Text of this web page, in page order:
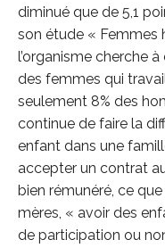
diminué que de 5,1
son étude « Femmes
l’organisme cherche
des femmes qui
seulement 8% des
continue de faire la
enfant dans une
accepter un contrat
bien rémunéré, ce
mères, « avoir des
de participation ou